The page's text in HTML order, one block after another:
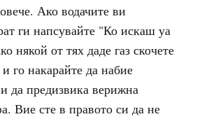
Ако водачите ви
ги напсувайте "Ко искаш уа
някой от тях даде газ скочете
го накарайте да набие
да предизвика верижна
Вие сте в правото си да не